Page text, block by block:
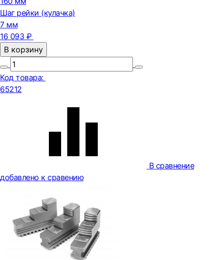
Шаг рейки (кулачка)
7 мм
16 093 ₽
В корзину
Код товара:
65212
В сравнение
добавлено к сравению